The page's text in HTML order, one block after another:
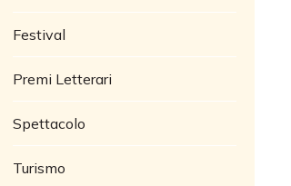
Festival
Premi Letterari
Spettacolo
Turismo